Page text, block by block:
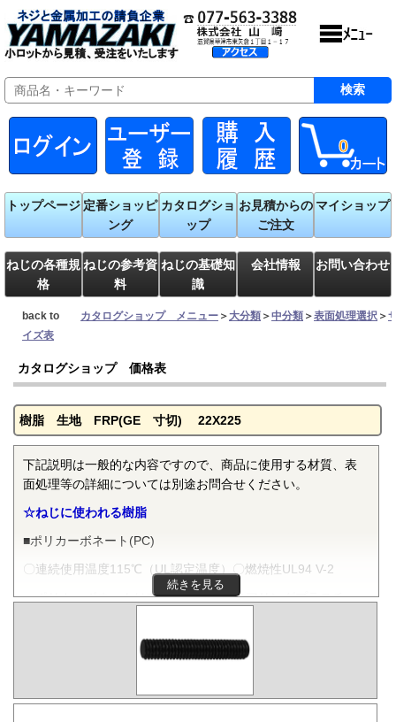
0
トップページ 定番ショッピ
ング
カタログショ
ップ
お見積からの
ご注文
マイショップ
ねじの各種規
格
ねじの参考資
料
ねじの基礎知
識
会社情報 お問い合わせ
back to カタログショップ メニュー ＞大分類 ＞中分類 ＞表面処理選択 ＞
イズ表
カタログショップ 価格表
樹脂 生地 FRP(GE 寸切) 22X225
下記説明は一般的な内容ですので、商品に使用する材質、表
面処理等の詳細については別途お問合せください。
☆ねじに使われる樹脂
■ポリカーボネート(PC)
〇連続使用温度115℃（UL認定温度）〇燃焼性UL94 V-2
ポリカーボネートは非晶性のエンジニアリングプラスチッ
どをバランスよく備え、かつ透明で自己消火性を示すことか
ら、電気・電子分野から自動車、医療分野にいたるまで、幅
■ポリフェニレンサルファイド(PPS)
続きを見る